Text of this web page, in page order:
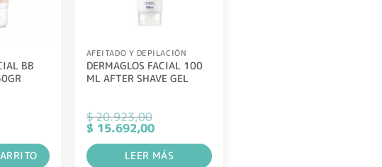
BB
AFEITADO Y DEPILACIÓN
DERMAGLOS FACIAL 100
ML AFTER SHAVE GEL
$20.923,00
El
precio
original
era:
$ 15.692,00El
precio
actual
es:
LEER MÁS